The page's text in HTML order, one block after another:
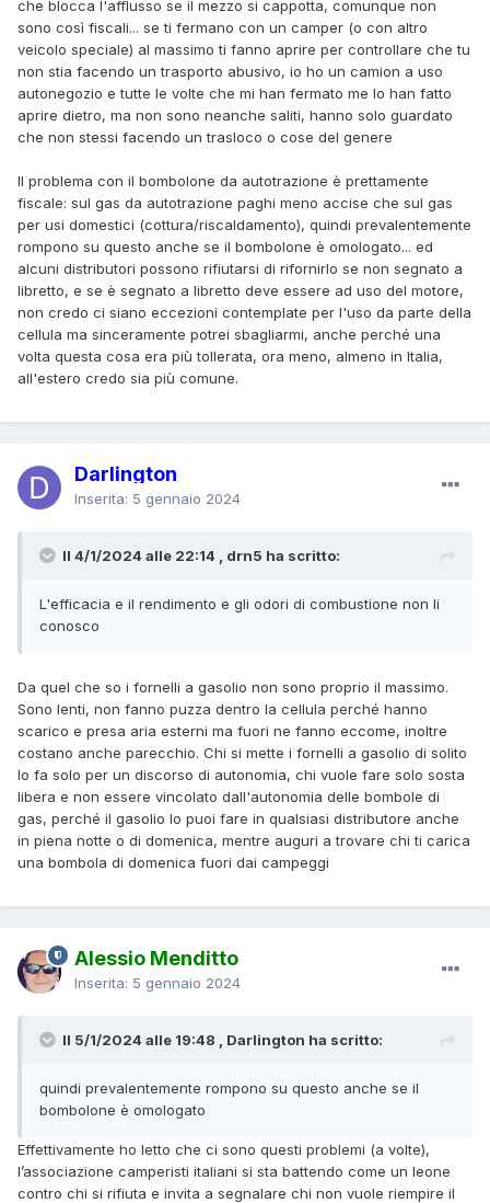
che blocca l'afflusso se il mezzo si cappotta, comunque non
sono così fiscali... se ti fermano con un camper (o con altro
veicolo speciale) al massimo ti fanno aprire per controllare che tu
non stia facendo un trasporto abusivo, io ho un camion a uso
autonegozio e tutte le volte che mi han fermato me lo han fatto
aprire dietro, ma non sono neanche saliti, hanno solo guardato
che non stessi facendo un trasloco o cose del genere
Il problema con il bombolone da autotrazione è prettamente
fiscale: sul gas da autotrazione paghi meno accise che sul gas
per usi domestici (cottura/riscaldamento), quindi prevalentemente
rompono su questo anche se il bombolone è omologato... ed
alcuni distributori possono rifiutarsi di rifornirlo se non segnato a
libretto, e se è segnato a libretto deve essere ad uso del motore,
non credo ci siano eccezioni contemplate per l'uso da parte della
cellula ma sinceramente potrei sbagliarmi, anche perché una
volta questa cosa era più tollerata, ora meno, almeno in Italia,
all'estero credo sia più comune.
Darlington
Inserita: 5 gennaio 2024
Il 4/1/2024 alle 22:14 , drn5 ha scritto:
L'efficacia e il rendimento e gli odori di combustione non li
conosco
Da quel che so i fornelli a gasolio non sono proprio il massimo.
Sono lenti, non fanno puzza dentro la cellula perché hanno
scarico e presa aria esterni ma fuori ne fanno eccome, inoltre
costano anche parecchio. Chi si mette i fornelli a gasolio di solito
lo fa solo per un discorso di autonomia, chi vuole fare solo sosta
libera e non essere vincolato dall'autonomia delle bombole di
gas, perché il gasolio lo puoi fare in qualsiasi distributore anche
in piena notte o di domenica, mentre auguri a trovare chi ti carica
una bombola di domenica fuori dai campeggi
Alessio Menditto
Inserita: 5 gennaio 2024
Il 5/1/2024 alle 19:48 , Darlington ha scritto:
quindi prevalentemente rompono su questo anche se il
bombolone è omologato
Effettivamente ho letto che ci sono questi problemi (a volte),
l’associazione camperisti italiani si sta battendo come un leone
contro chi si rifiuta e invita a segnalare chi non vuole riempire il